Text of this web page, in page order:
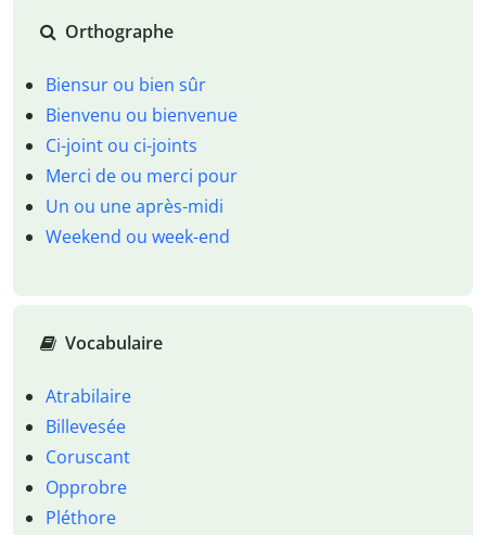
Orthographe
Biensur ou bien sûr
Bienvenu ou bienvenue
Ci-joint ou ci-joints
Merci de ou merci pour
Un ou une après-midi
Weekend ou week-end
Vocabulaire
Atrabilaire
Billevesée
Coruscant
Opprobre
Pléthore